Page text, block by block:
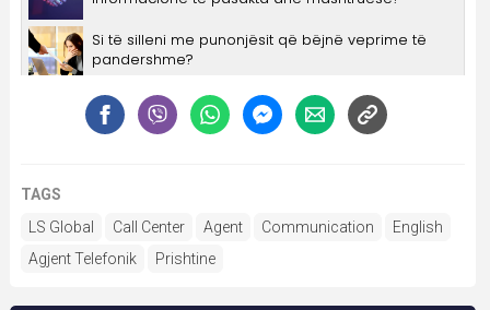
TAGS
LS Global
Call Center Agent Communication
English
Agjent Telefonik
Prishtine